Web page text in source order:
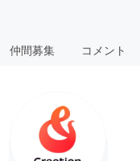
仲間募集 コメント